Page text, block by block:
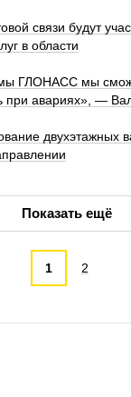
связи будут
в области
ГЛОНАСС мы
при авариях», —
двухэтажных
Показать ещё
1 2